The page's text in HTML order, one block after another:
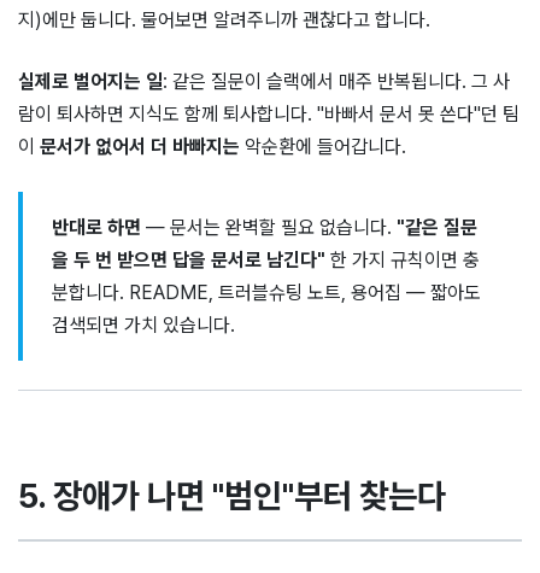
지)에만 둡니다. 물어보면 알려주니까 괜찮다고 합니다.
실제로 벌어지는 일: 같은 질문이 슬랙에서 매주 반복됩니다. 그 사
람이 퇴사하면 지식도 함께 퇴사합니다. "바빠서 문서 못 쓴다"던 팀
이 문서가 없어서 더 바빠지는 악순환에 들어갑니다.
반대로 하면 — 문서는 완벽할 필요 없습니다. "같은 질문
을 두 번 받으면 답을 문서로 남긴다" 한 가지 규칙이면 충
분합니다. README, 트러블슈팅 노트, 용어집 — 짧아도
검색되면 가치 있습니다.
5. 장애가 나면 "범인"부터 찾는다